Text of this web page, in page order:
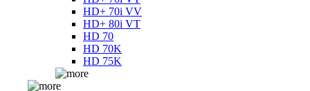
HD+ 70i VV
HD+ 80i VT
HD 70
HD 70K
HD 75K